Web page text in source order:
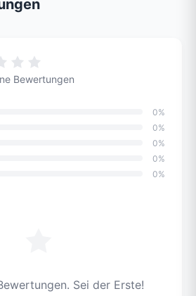
Bewertungen
0%
0%
0%
0%
0%
Sei der Erste!